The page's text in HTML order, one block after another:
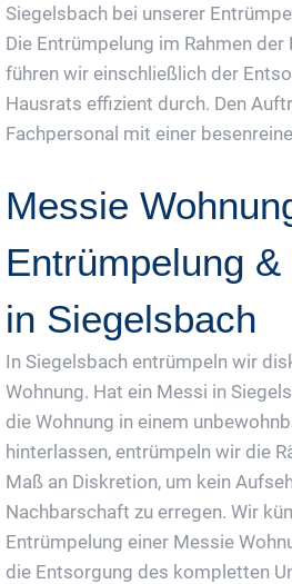
Siegelsbach bei unserer
Die Entrümpelung im Rahmen
führen wir einschließlich der
Hausrats effizient durch. Den
Fachpersonal mit einer
Messie
Entrümpelung
in Siegelsbach
In Siegelsbach entrümpeln wir
Wohnung. Hat ein Messi in
die Wohnung in einem
hinterlassen, entrümpeln wir die
Maß an Diskretion, um kein
Nachbarschaft zu erregen. Wir
Entrümpelung einer Messie
die Entsorgung des kompletten